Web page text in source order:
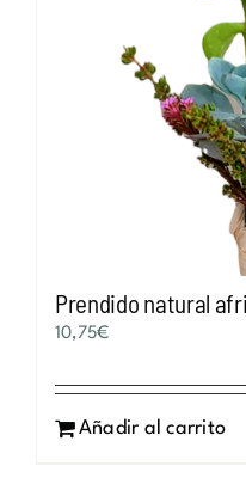
Prendido natural
10,75€
Añadir al carrito